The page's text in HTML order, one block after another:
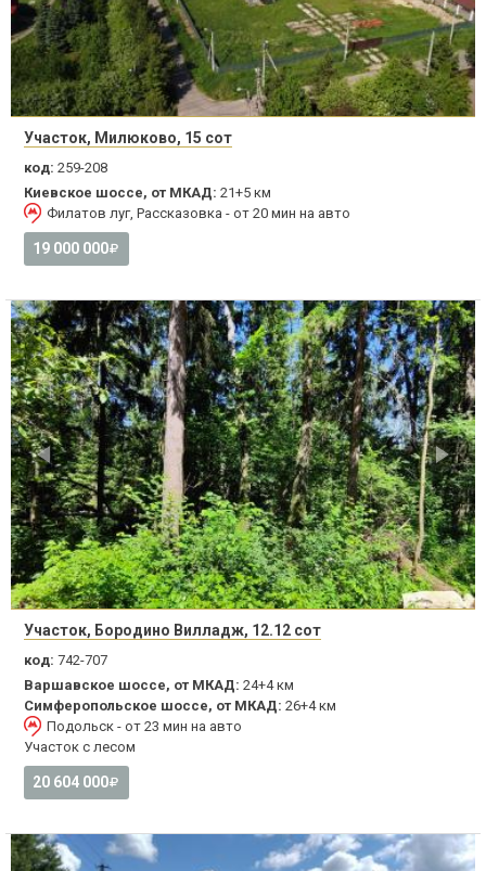
Участок, Милюково, 15 сот
код: 259-208
Киевское шоссе, от МКАД: 21+5 км
Филатов луг, Рассказовка - от 20 мин на авто
19 000 000
Участок, Бородино Вилладж, 12.12 сот
код: 742-707
Варшавское шоссе, от МКАД: 24+4 км
Симферопольское шоссе, от МКАД: 26+4 км
Подольск - от 23 мин на авто
Участок с лесом
20 604 000